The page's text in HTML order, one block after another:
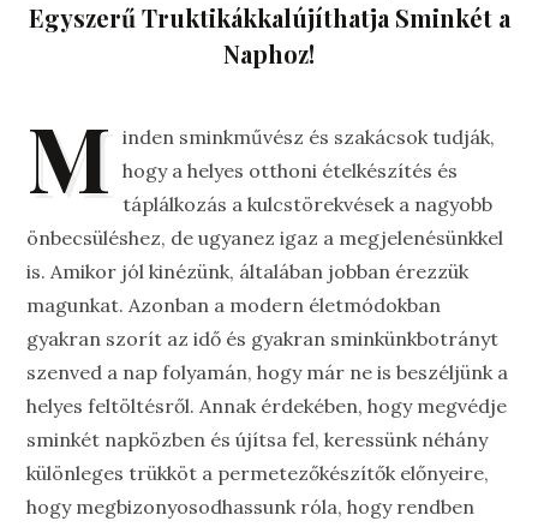
Egyszerű Truktikákkalújíthatja Sminkét a
Naphoz!
M
inden sminkművész és szakácsok tudják,
hogy a helyes otthoni ételkészítés és
táplálkozás a kulcstörekvések a nagyobb
önbecsüléshez, de ugyanez igaz a megjelenésünkkel
is. Amikor jól kinézünk, általában jobban érezzük
magunkat. Azonban a modern életmódokban
gyakran szorít az idő és gyakran sminkünkbotrányt
szenved a nap folyamán, hogy már ne is beszéljünk a
helyes feltöltésről. Annak érdekében, hogy megvédje
sminkét napközben és újítsa fel, keressünk néhány
különleges trükköt a permetezőkészítők előnyeire,
hogy megbizonyosodhassunk róla, hogy rendben